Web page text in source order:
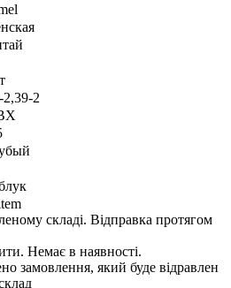
2,39-2
складі. Відправка протягом
Немає в наявності.
замовлення, який буде відравлен